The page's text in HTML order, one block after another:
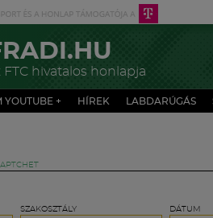
FTC hivatalos honlapja
YOUTUBE + HÍREK LABDARÚGÁS
SZAKOSZTÁLY DÁTUM